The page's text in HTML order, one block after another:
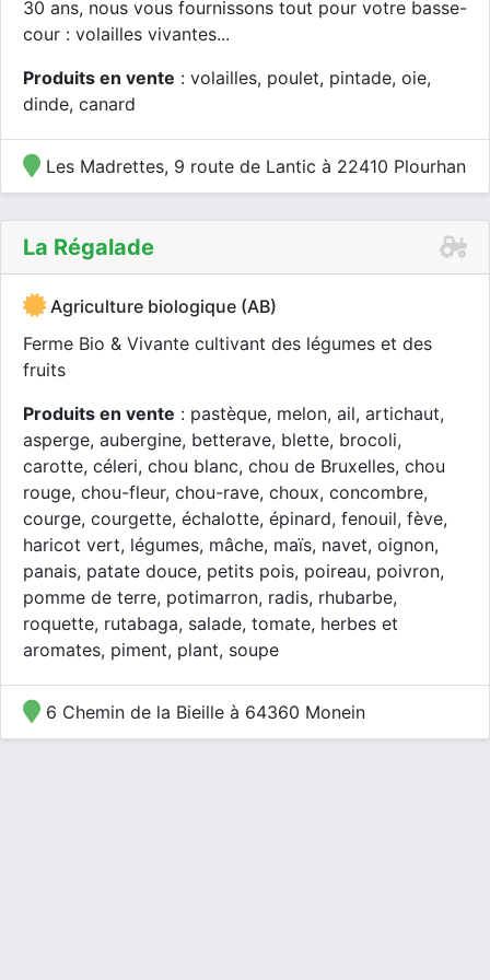
30 ans, nous vous fournissons tout pour votre basse-
cour : volailles vivantes...
Produits en vente : volailles, poulet, pintade, oie,
dinde, canard
Les Madrettes, 9 route de Lantic à 22410 Plourhan
La Régalade
Agriculture biologique (AB)
Ferme Bio & Vivante cultivant des légumes et des
fruits
Produits en vente : pastèque, melon, ail, artichaut,
asperge, aubergine, betterave, blette, brocoli,
carotte, céleri, chou blanc, chou de Bruxelles, chou
rouge, chou-fleur, chou-rave, choux, concombre,
courge, courgette, échalotte, épinard, fenouil, fève,
haricot vert, légumes, mâche, maïs, navet, oignon,
panais, patate douce, petits pois, poireau, poivron,
pomme de terre, potimarron, radis, rhubarbe,
roquette, rutabaga, salade, tomate, herbes et
aromates, piment, plant, soupe
6 Chemin de la Bieille à 64360 Monein